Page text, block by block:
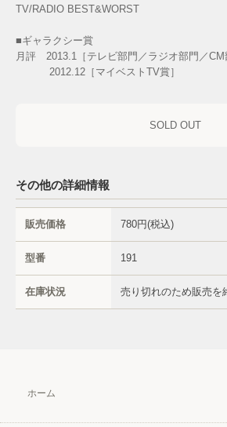
TV/RADIO BEST&WORST
■ギャラクシー賞
月評 2013.1［テレビ部門／ラジオ部門／CM
2012.12［マイベストTV賞］
SOLD OUT
その他の詳細情報
販売価格 780円(税込)
型番 191
在庫状況 売り切れのため販売を
ホーム